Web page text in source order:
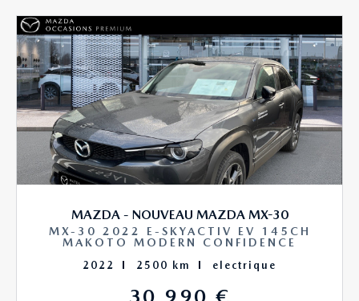
MAZDA - NOUVEAU MAZDA MX-30
MX-30 2022 E-SKYACTIV EV 145CH
MAKOTO MODERN CONFIDENCE
2022 2500 km electrique
30 990 €